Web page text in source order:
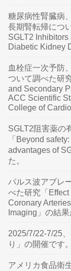
糖尿病性腎臓病
長期腎転帰につ
SGLT2
Diabetic Kidney
血栓症一次予防
ついて調べた研
and Secondary
ACC Scientific
College of
SGLT2阻害薬の
「Beyond
advantages of
た。
パルス波アブレ
べた研究「
Coronary
Imaging」の結
2025/7/22-7/25
り」の開催です。
アメリカ食品衛